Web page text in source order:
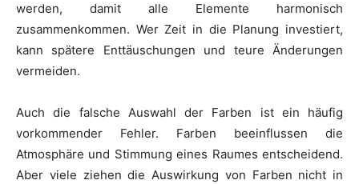
werden, damit alle Elemente harmonisch
zusammenkommen. Wer Zeit in die Planung investiert,
kann spätere Enttäuschungen und teure Änderungen
vermeiden.
Auch die falsche Auswahl der Farben ist ein häufig
vorkommender Fehler. Farben beeinflussen die
Atmosphäre und Stimmung eines Raumes entscheidend.
Aber viele ziehen die Auswirkung von Farben nicht in